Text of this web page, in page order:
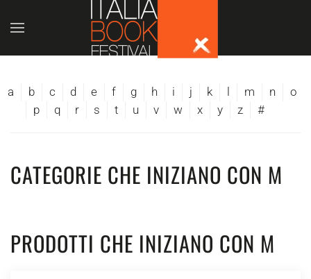
Skip to main content
a b c d e f g h i j k m n
o
p
q r s t u v w x y z #
CATEGORIE CHE INIZIANO CON M
PRODOTTI CHE INIZIANO CON M